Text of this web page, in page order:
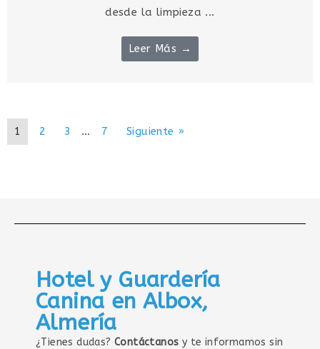
desde la limpieza ...
Leer Más →
1 2 3 … 7 Siguiente »
Hotel y Guardería
Canina en Albox,
Almería
¿Tienes dudas? Contáctanos y te informamos sin